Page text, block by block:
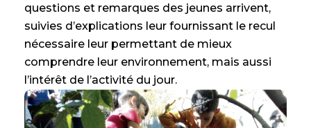
questions et remarques des jeunes arrivent,
suivies d’explications leur fournissant le recul
nécessaire leur permettant de mieux
comprendre leur environnement, mais aussi
l’intérêt de l’activité du jour.